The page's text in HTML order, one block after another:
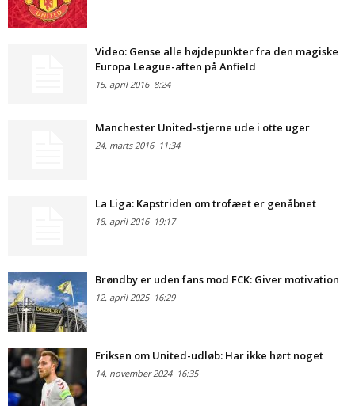
Video: Gense alle højdepunkter fra den magiske
Europa League-aften på Anfield
15. april 20168:24
Manchester United-stjerne ude i otte uger
24. marts 201611:34
La Liga: Kapstriden om trofæet er genåbnet
18. april 201619:17
Brøndby er uden fans mod FCK: Giver motivation
12. april 202516:29
Eriksen om United-udløb: Har ikke hørt noget
14. november 202416:35